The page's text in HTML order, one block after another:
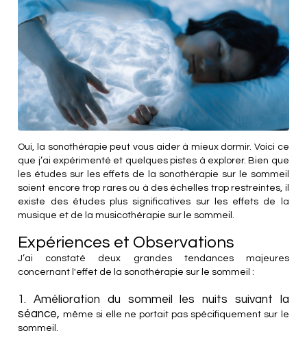
Oui, la sonothérapie peut vous aider à mieux dormir. Voici ce
que j’ai expérimenté et quelques pistes à explorer. Bien que
les études sur les effets de la sonothérapie sur le sommeil
soient encore trop rares ou à des échelles trop restreintes, il
existe des études plus significatives sur les effets de la
musique et de la musicothérapie sur le sommeil.
Expériences et Observations
J’ai constaté deux grandes tendances majeures
concernant l'effet de la sonothérapie sur le sommeil :
1. Amélioration du sommeil les nuits suivant la
séance, même si elle ne portait pas spécifiquement sur le
sommeil.